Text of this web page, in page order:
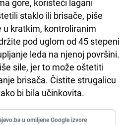
staklo ili brisače, piše
u kratkim, kontroliranim
pod uglom od 45 stepeni
leda na njenoj površini.
sile, jer to može oštetiti
brisača. Čistite strugalicu
bi bila učinkovita.
u omiljene Google izvore